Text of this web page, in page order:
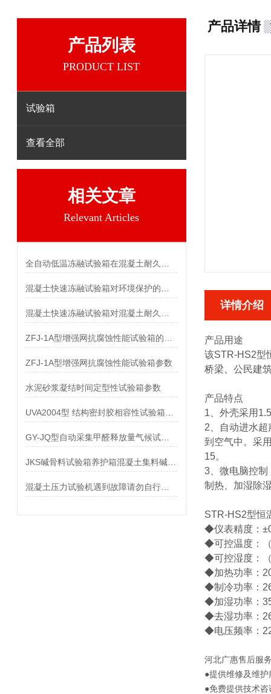
产品列表
PRODUCT LIST
试验箱
查看全部
相关文章
Relevant Articles
ZFJ-1A型增强网抗腐蚀性能试验箱参数
水泥砂浆凝结时间定型性试验箱参数
产品详情
详情介绍
产品用途
该STR-HS2型
桥梁、公民建
产品特点
1、外壳采用
2、自动进水
到空气中。采
15。
3、微电脑控制
制热、加湿除
STR-HS2型恒
◆仪表精度：
◆可控温度：
◆可控湿度：
◆加热功率：
◆制冷功率：
◆加湿功率：
◆去湿功率：
◆电压频率：
河北广惠售后服
●提供维修及维
●免费提供技术咨